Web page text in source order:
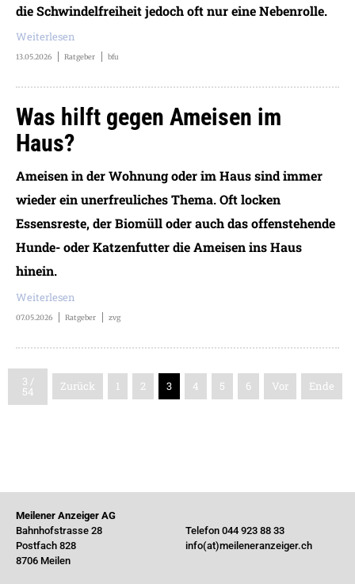
die Schwindelfreiheit jedoch oft nur eine Nebenrolle.
Weiterlesen
13.05.2026 Ratgeber bfu
Was hilft gegen Ameisen im
Haus?
Ameisen in der Wohnung oder im Haus sind immer
wieder ein unerfreuliches Thema. Oft locken
Essensreste, der Biomüll oder auch das offenstehende
Hunde- oder Katzenfutter die Ameisen ins Haus
hinein.
Weiterlesen
07.05.2026 Ratgeber zvg
3 /
54 Zurück 1 2 3 4 5 6 Vor Ende
Meilener Anzeiger AG
Bahnhofstrasse 28
Postfach 828
8706 Meilen
Telefon 044 923 88 33
info(at)meileneranzeiger.ch